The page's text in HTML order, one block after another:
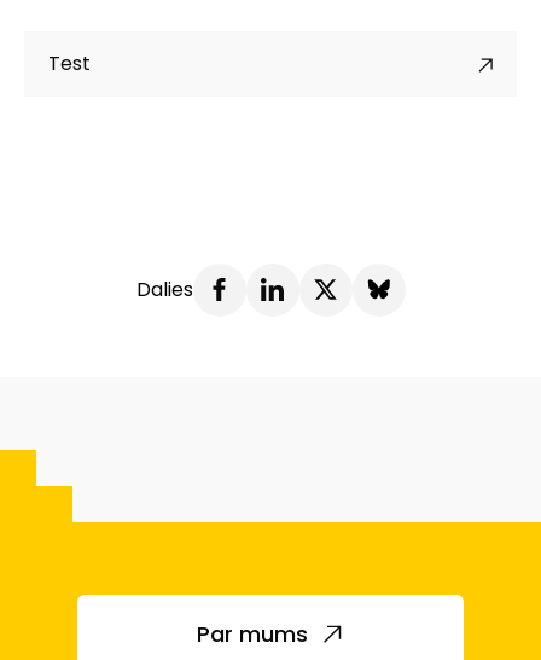
Test
Dalies
Par mums